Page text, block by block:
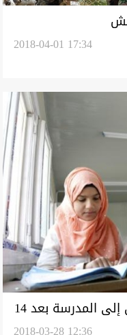
2018-04-01 17:34
أطفال الغجر في العراق يعودون إلى المدرسة بعد 14